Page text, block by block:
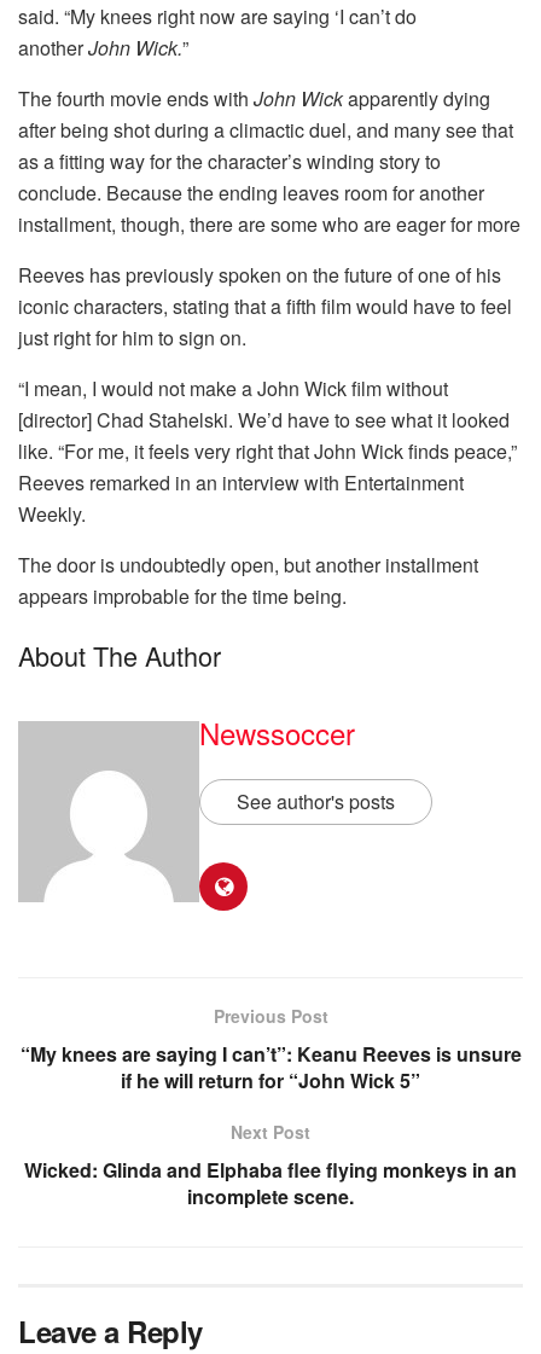
said. “My knees right now are saying ‘I can’t do
anotherJohn Wick.”
The fourth movie ends with John Wickapparently dying
after being shot during a climactic duel, and many see that
as a fitting way for the character’s winding story to
conclude. Because the ending leaves room for another
installment, though, there are some who are eager for more
Reeves has previously spoken on the future of one of his
iconic characters, stating that a fifth film would have to feel
just right for him to sign on.
“I mean, I would not make a John Wick film without
[director] Chad Stahelski. We’d have to see what it looked
like. “For me, it feels very right that John Wick finds peace,”
Reeves remarked in an interview with Entertainment
Weekly.
The door is undoubtedly open, but another installment
appears improbable for the time being.
About The Author
Newssoccer
See author's posts
Previous Post
“My knees are saying I can’t”: Keanu Reeves is unsure
if he will return for “John Wick 5”
Next Post
Wicked: Glinda and Elphaba flee flying monkeys in an
incomplete scene.
Leave a Reply